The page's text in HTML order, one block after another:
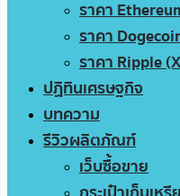
ราคา
ราคา
ราคา Ripple
ปฏิทินเศรษฐกิจ
บทความ
รีวิวผลิตภัณฑ์
เว็บซื้อขาย